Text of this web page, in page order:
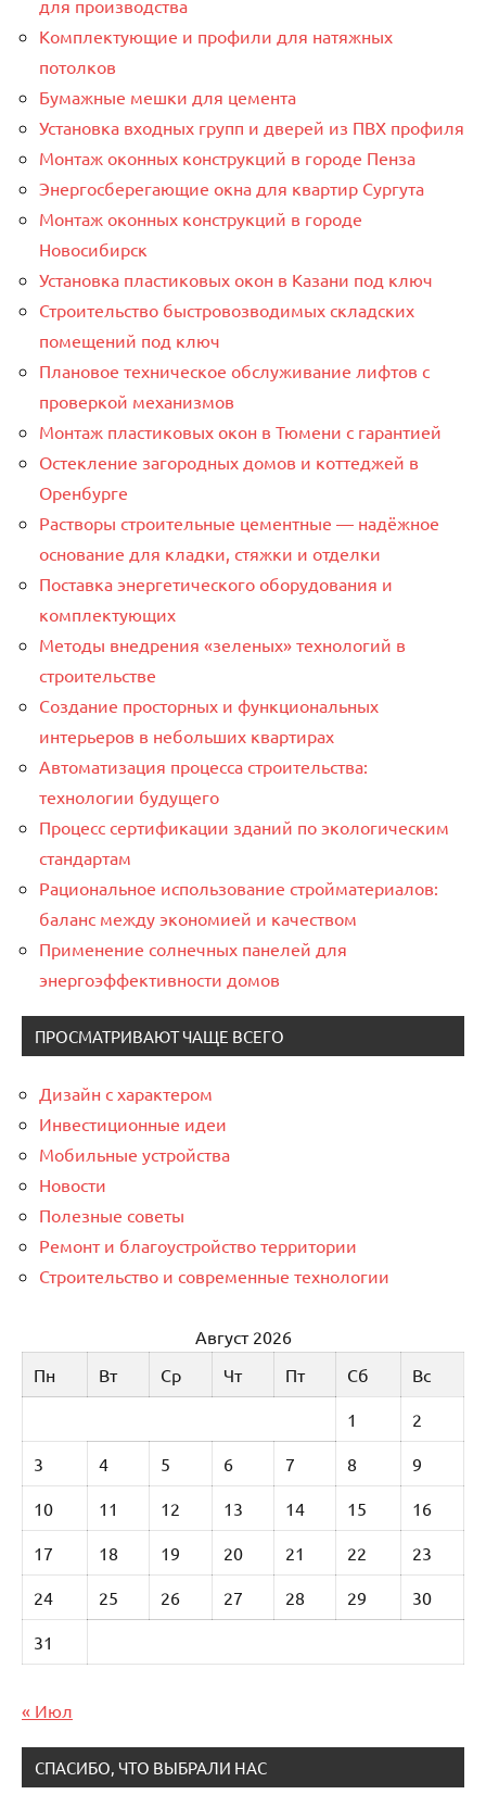
для производства
Комплектующие и профили для натяжных
потолков
Бумажные мешки для цемента
Установка входных групп и дверей из ПВХ профиля
Монтаж оконных конструкций в городе Пенза
Энергосберегающие окна для квартир Сургута
Монтаж оконных конструкций в городе
Новосибирск
Установка пластиковых окон в Казани под ключ
Строительство быстровозводимых складских
помещений под ключ
Плановое техническое обслуживание лифтов с
проверкой механизмов
Монтаж пластиковых окон в Тюмени с гарантией
Остекление загородных домов и коттеджей в
Оренбурге
Растворы строительные цементные — надёжное
основание для кладки, стяжки и отделки
Поставка энергетического оборудования и
комплектующих
Методы внедрения «зеленых» технологий в
строительстве
Создание просторных и функциональных
интерьеров в небольших квартирах
Автоматизация процесса строительства:
технологии будущего
Процесс сертификации зданий по экологическим
стандартам
Рациональное использование стройматериалов:
баланс между экономией и качеством
Применение солнечных панелей для
энергоэффективности домов
ПРОСМАТРИВАЮТ ЧАЩЕ ВСЕГО
Дизайн с характером
Инвестиционные идеи
Мобильные устройства
Новости
Полезные советы
Ремонт и благоустройство территории
Строительство и современные технологии
Август 2026
Пн
Вт Ср Чт Пт Сб Вс
1 2
3 4 5 6 7 8 9
10 11 12 13 14 15 16
17 18 19 20 21 22 23
24 25 26 27 28 29 30
31
« Июл
СПАСИБО, ЧТО ВЫБРАЛИ НАС